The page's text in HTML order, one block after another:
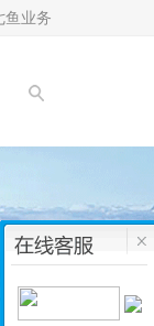
鱼业务
：